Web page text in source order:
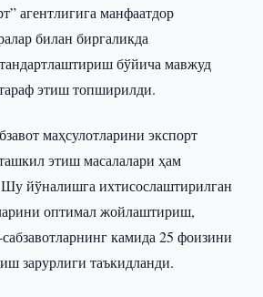
агентлигига манфаатдор
билан биргаликда
бўйича мавжуд
этиш топширилди.
маҳсулотларини экспорт
этиш масалалари ҳам
йўналишга ихтисослаштирилган
оптимал жойлаштириш,
камида 25 фоизини
зарурлиги таъкидланди.